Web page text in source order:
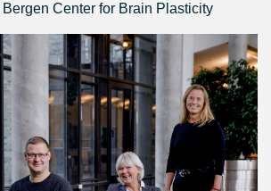
Bergen Center for Brain Plasticity